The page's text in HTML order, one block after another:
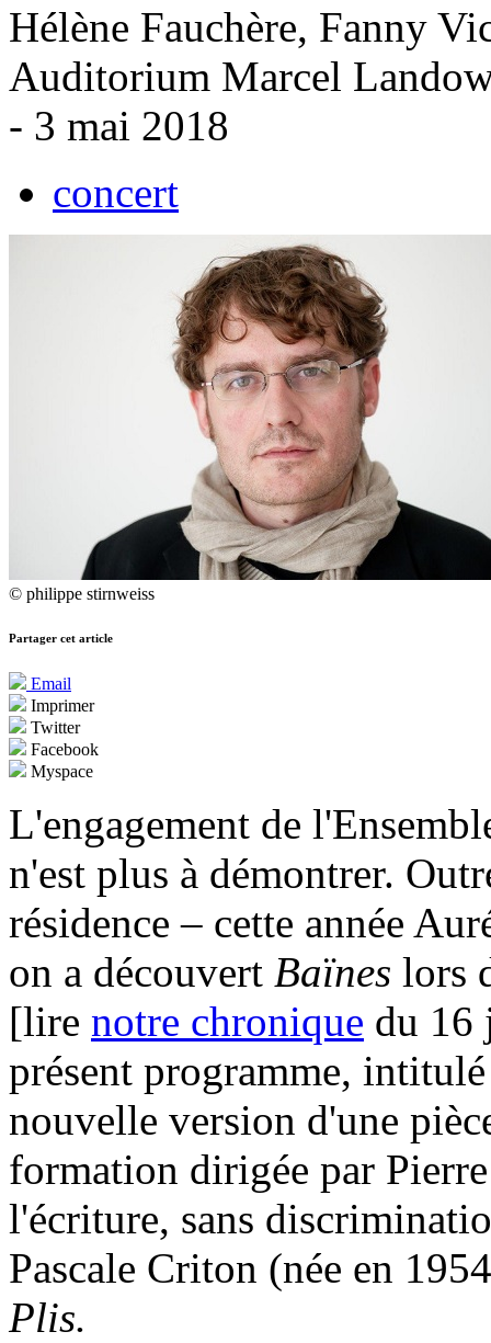
Hélène Fauchère, Fanny
Auditorium Marcel
- 3 mai 2018
concert
© philippe stirnweiss
Partager cet article
Email
Imprimer
Twitter
Facebook
Myspace
L'engagement de
n'est plus à démontrer.
résidence – cette année
on a découvert Baïnes lors
[lire notre chronique du 16
présent programme,
nouvelle version d'une
formation dirigée par
l'écriture, sans
Pascale Criton (née en
Plis.